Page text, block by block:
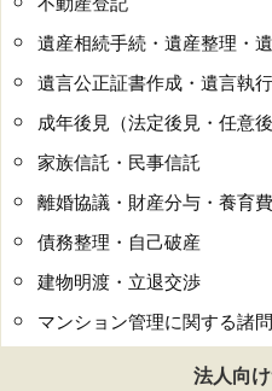
遺産相続手続・遺産整理・
遺言公正証書作成・遺言執
成年後見（法定後見・任意後
家族信託・民事信託
離婚協議・財産分与・養育費
債務整理・自己破産
建物明渡・立退交渉
マンション管理に関する諸
法人向